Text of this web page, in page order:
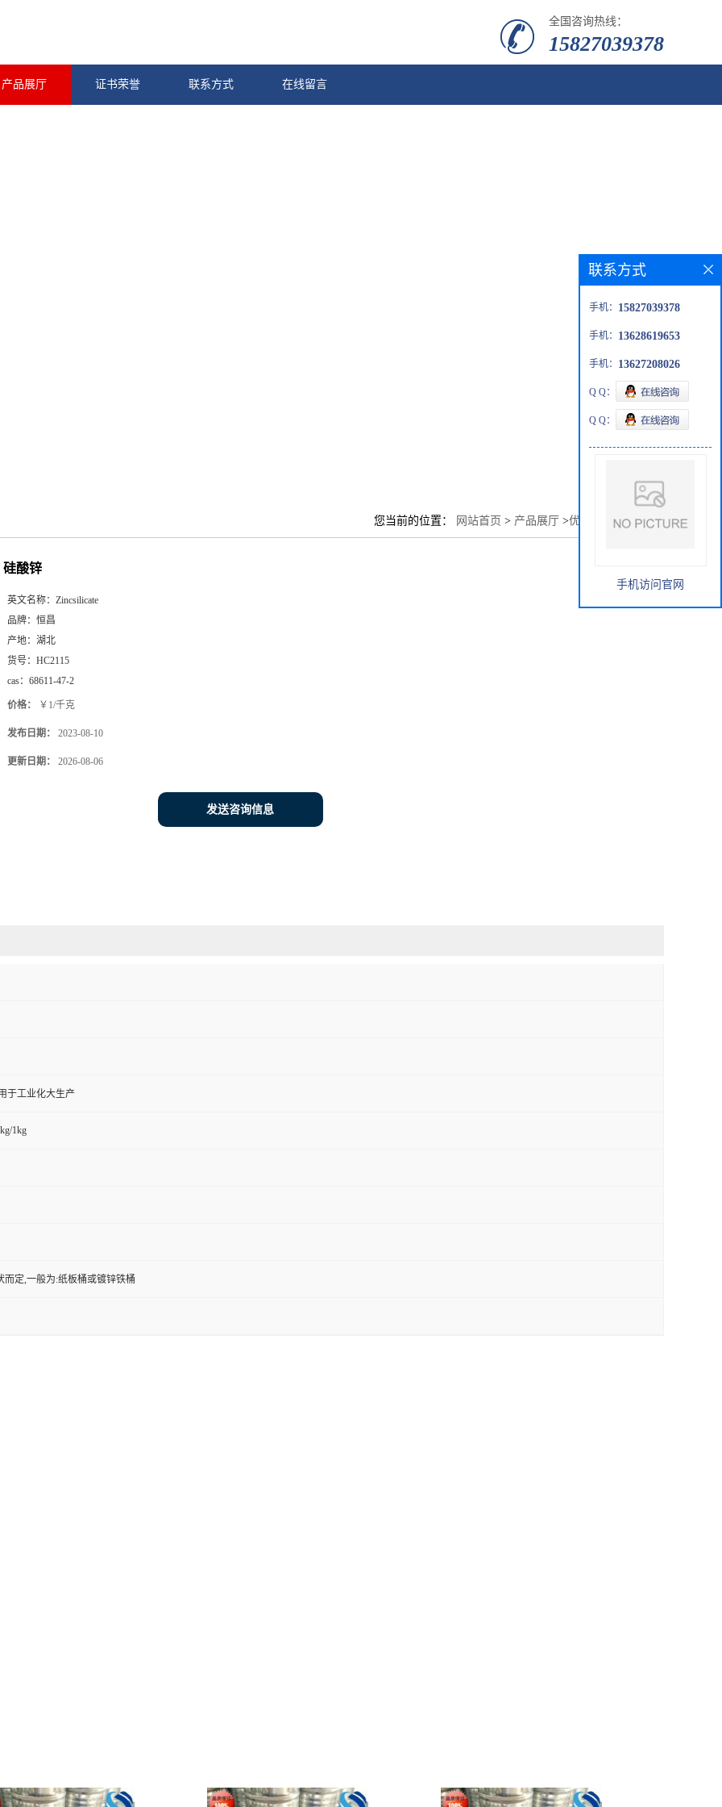
全国咨询热线：
15827039378
产品展厅 证书荣誉 联系方式 在线留言
您当前的位置： 网站首页 > 产品展厅 >优势品种>硅酸锌
硅酸锌
英文名称： Zincsilicate
品牌： 恒昌
产地： 湖北
货号： HC2115
cas： 68611-47-2
价格： ￥1/千克
发布日期： 2023-08-10
更新日期： 2026-08-06
发送咨询信息
于工业化大生产
1kg
而定,一般为:纸板桶或镀锌铁桶
联系方式
手机： 15827039378
手机： 13628619653
手机： 13627208026
Q Q：
Q Q：
手机访问官网